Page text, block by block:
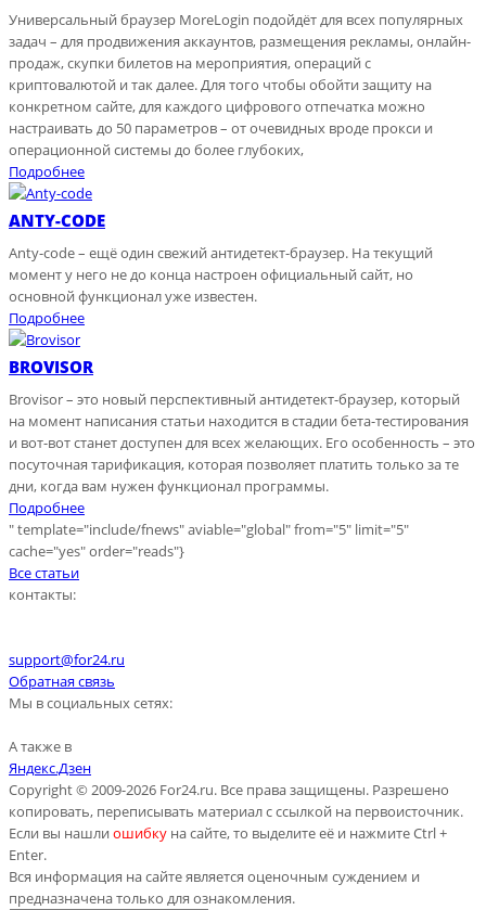
Универсальный браузер MoreLogin подойдёт для всех популярных
задач – для продвижения аккаунтов, размещения рекламы, онлайн-
продаж, скупки билетов на мероприятия, операций с
криптовалютой и так далее. Для того чтобы обойти защиту на
конкретном сайте, для каждого цифрового отпечатка можно
настраивать до 50 параметров – от очевидных вроде прокси и
операционной системы до более глубоких,
Подробнее
ANTY-CODE
Anty-code – ещё один свежий антидетект-браузер. На текущий
момент у него не до конца настроен официальный сайт, но
основной функционал уже известен.
Подробнее
BROVISOR
Brovisor – это новый перспективный антидетект-браузер, который
на момент написания статьи находится в стадии бета-тестирования
и вот-вот станет доступен для всех желающих. Его особенность – это
посуточная тарификация, которая позволяет платить только за те
дни, когда вам нужен функционал программы.
Подробнее
" template="include/fnews" aviable="global" from="5" limit="5"
cache="yes" order="reads"}
Все статьи
контакты:
support@for24.ru
Обратная связь
Мы в социальных сетях:
А также в
Яндекс.Дзен
Copyright © 2009-2026 For24.ru. Все права защищены. Разрешено
копировать, переписывать материал с ссылкой на первоисточник.
Если вы нашли ошибку на сайте, то выделите её и нажмите Ctrl +
Enter.
Вся информация на сайте является оценочным суждением и
предназначена только для ознакомления.